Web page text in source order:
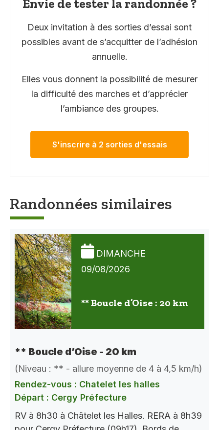
Envie de tester la randonnée ?
Deux invitation à des sorties d’essai sont
possibles avant de s’acquitter de l’adhésion
annuelle.
Elles vous donnent la possibilité de mesurer
la difficulté des marches et d’apprécier
l’ambiance des groupes.
S'inscrire à 2 sorties d'essais
Randonnées similaires
DIMANCHE
09/08/2026
** Boucle d’Oise : 20 km
** Boucle d’Oise - 20 km
(Niveau : ** - allure moyenne de 4 à 4,5 km/h)
Rendez-vous : Chatelet les halles
Départ : Cergy Préfecture
RV à 8h30 à Châtelet les Halles. RERA à 8h39